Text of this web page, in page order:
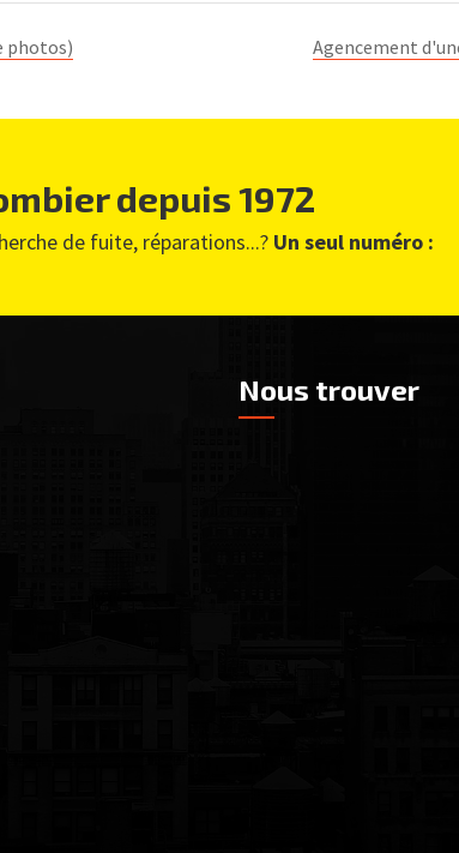
Agencement
photos)
depuis 1972
de fuite, réparations...? Un seul numéro :
Nous trouver